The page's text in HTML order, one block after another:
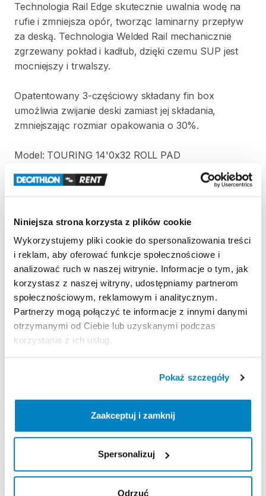
Niniejsza strona korzysta z plików cookie
Wykorzystujemy pliki cookie do spersonalizowania treści
i reklam, aby oferować funkcje społecznościowe i
analizować ruch w naszej witrynie. Informacje o tym, jak
korzystasz z naszej witryny, udostępniamy partnerom
społecznościowym, reklamowym i analitycznym.
Partnerzy mogą połączyć te informacje z innymi danymi
otrzymanymi od Ciebie lub uzyskanymi podczas
korzystania z ich usług.
Pokaż szczegóły
Zaakceptuj i zamknij
Spersonalizuj
Odrzuć
Technologia Rail Edge skutecznie uwalnia wodę na
rufie i zmniejsza opór​,​ tworząc laminarny przepływ
za deską. Technologia Welded Rail mechanicznie
zgrzewany pokład i kadłub​,​ dzięki czemu SUP jest
mocniejszy i trwalszy.
Opatentowany 3-częściowy składany fin box
umożliwia zwijanie deski zamiast jej składania​,​
zmniejszając rozmiar opakowania o 30%.
Model: TOURING 14'0x32 ROLL PAD
Grubość deski: 15cm
Waga deski: 12​,​8 kg
Optymalne
wewnętrzne:
Maksymalne obciążenie: 135 kg
Zasady wypożyczenia
REGULAMIN
Ten sprzęt sportowy wypożyczany jest przez
Nie pobieramy kaucji za wypożyczenie tego